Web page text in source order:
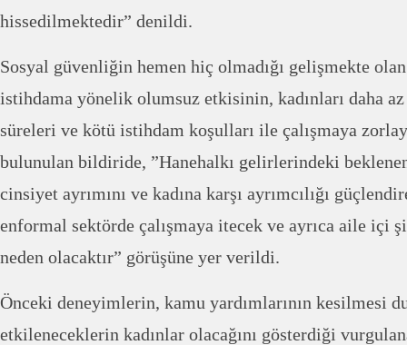
hissedilmektedir” denildi.
Sosyal güvenliğin hemen hiç olmadığı gelişmekte
istihdama yönelik olumsuz etkisinin, kadınları daha
süreleri ve kötü istihdam koşulları ile çalışmaya
bulunulan bildiride, ”Hanehalkı gelirlerindeki
cinsiyet ayrımını ve kadına karşı ayrımcılığı
enformal sektörde çalışmaya itecek ve ayrıca aile içi
neden olacaktır” görüşüne yer verildi.
Önceki deneyimlerin, kamu yardımlarının kesilmesi
etkileneceklerin kadınlar olacağını gösterdiği